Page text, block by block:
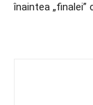
înaintea „finalei”